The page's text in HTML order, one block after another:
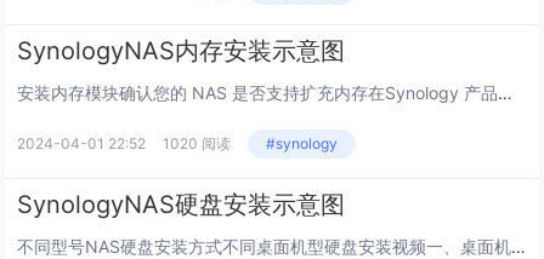
SynologyNAS内存安装示意图
安装内存模块确认您的 NAS 是否支持扩充内存在Synology 产品兼容性列表中，您可查看兼容内存模块的型号和容量在类别列中，可以查看内存的规格参数 (DDR3 或 DDR4；是否为 ECC 内存1；UDIMM2 、RDIMM3...
2024-04-01 22:52 1020 阅读 #synology
SynologyNAS硬盘安装示意图
不同型号NAS硬盘安装方式不同桌面机型硬盘安装视频一、桌面机型硬盘安装图示：从前面板卸下硬盘插槽盖＞向上推动卡榫并拉动把手将硬盘托盘取出。。对于 3.5 英寸硬盘：卸下硬盘托盘侧面的紧固板。将硬盘置于硬盘托盘中。再插入紧固板固定硬盘对于 2...